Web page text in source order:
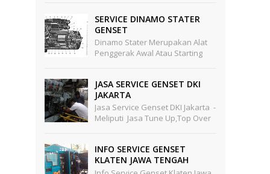
SERVICE DINAMO STATER
GENSET
Dinamo Stater Merupakan Alat
Penggerak Awal Atau Starting
Mungkin Star Awal Digerak...
JASA SERVICE GENSET DKI
JAKARTA
Jasa Service Genset DKI Jakarta -
Meliputi Jasa Tune Up,top Over
Jasa Service...
INFO SERVICE GENSET
KLATEN JAWA TENGAH